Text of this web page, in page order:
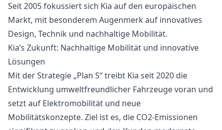
Seit 2005 fokussiert sich Kia auf den europäischen
Markt, mit besonderem Augenmerk auf innovatives
Design, Technik und nachhaltige Mobilität.
Kia’s Zukunft: Nachhaltige Mobilität und innovative
Lösungen
Mit der Strategie „Plan S“ treibt Kia seit 2020 die
Entwicklung umweltfreundlicher Fahrzeuge voran und
setzt auf Elektromobilität und neue
Mobilitätskonzepte. Ziel ist es, die CO2-Emissionen